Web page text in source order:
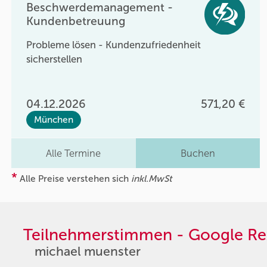
Beschwerdemanagement -
Kundenbetreuung
Probleme lösen - Kundenzufriedenheit
sicherstellen
04.12.2026 571,20 €
München
Alle Termine Buchen
* Alle Preise verstehen sich inkl.MwSt
Teilnehmerstimmen - Google
michael muenster